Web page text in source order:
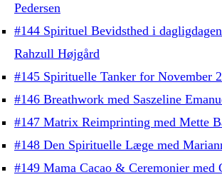
Pedersen
#144 Spirituel Bevidsthed i
Rahzull Højgård
#145 Spirituelle Tanker for November
#146 Breathwork med Saszeline
#147 Matrix Reimprinting med Mette
#148 Den Spirituelle Læge med
#149 Mama Cacao & Ceremonier med